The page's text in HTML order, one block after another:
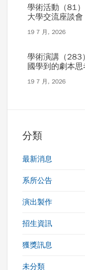
學術活動（81
大學交流座談會
19 7 月, 2026
學術演講（
國學到的劇本思
19 7 月, 2026
分類
最新消息
系所公告
演出製作
招生資訊
獲獎訊息
未分類